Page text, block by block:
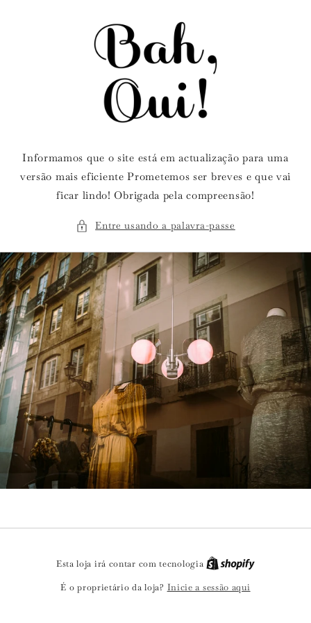
Informamos que o site está em actualização para uma
versão mais eficiente Prometemos ser breves e que vai
ficar lindo! Obrigada pela compreensão!
Entre usando a palavra-passe
Esta loja irá contar com tecnologia
É o proprietário da loja? Inicie a sessão aqui